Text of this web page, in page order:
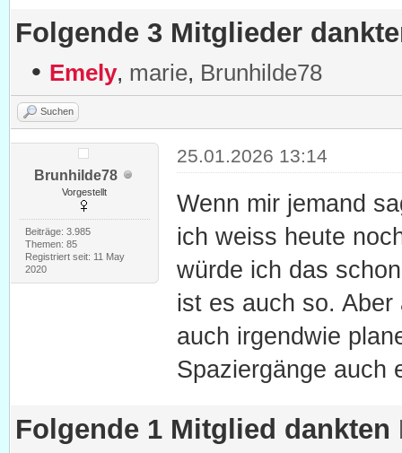
Folgende 3 Mitglieder
• Emely, marie, Brunhilde78
Suchen
Brunhilde78
Vorgestellt
Beiträge: 3.985
Themen: 85
Registriert seit: 11 May
2020
25.01.2026 13:14
Wenn mir jemand
ich weiss heute
würde ich das
ist es auch so.
auch irgendwie
Spaziergänge auch
Folgende 1 Mitglied dankten